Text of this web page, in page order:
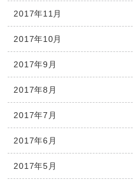
2017年11月
2017年10月
2017年9月
2017年8月
2017年7月
2017年6月
2017年5月